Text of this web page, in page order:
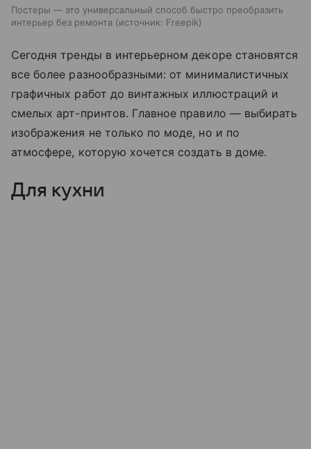
Постеры — это универсальный способ быстро преобразить
интерьер без ремонта
источник: Freepik
Сегодня тренды в интерьерном декоре становятся
все более разнообразными: от минималистичных
графичных работ до винтажных иллюстраций и
смелых арт-принтов. Главное правило — выбирать
изображения не только по моде, но и по
атмосфере, которую хочется создать в доме.
Для кухни